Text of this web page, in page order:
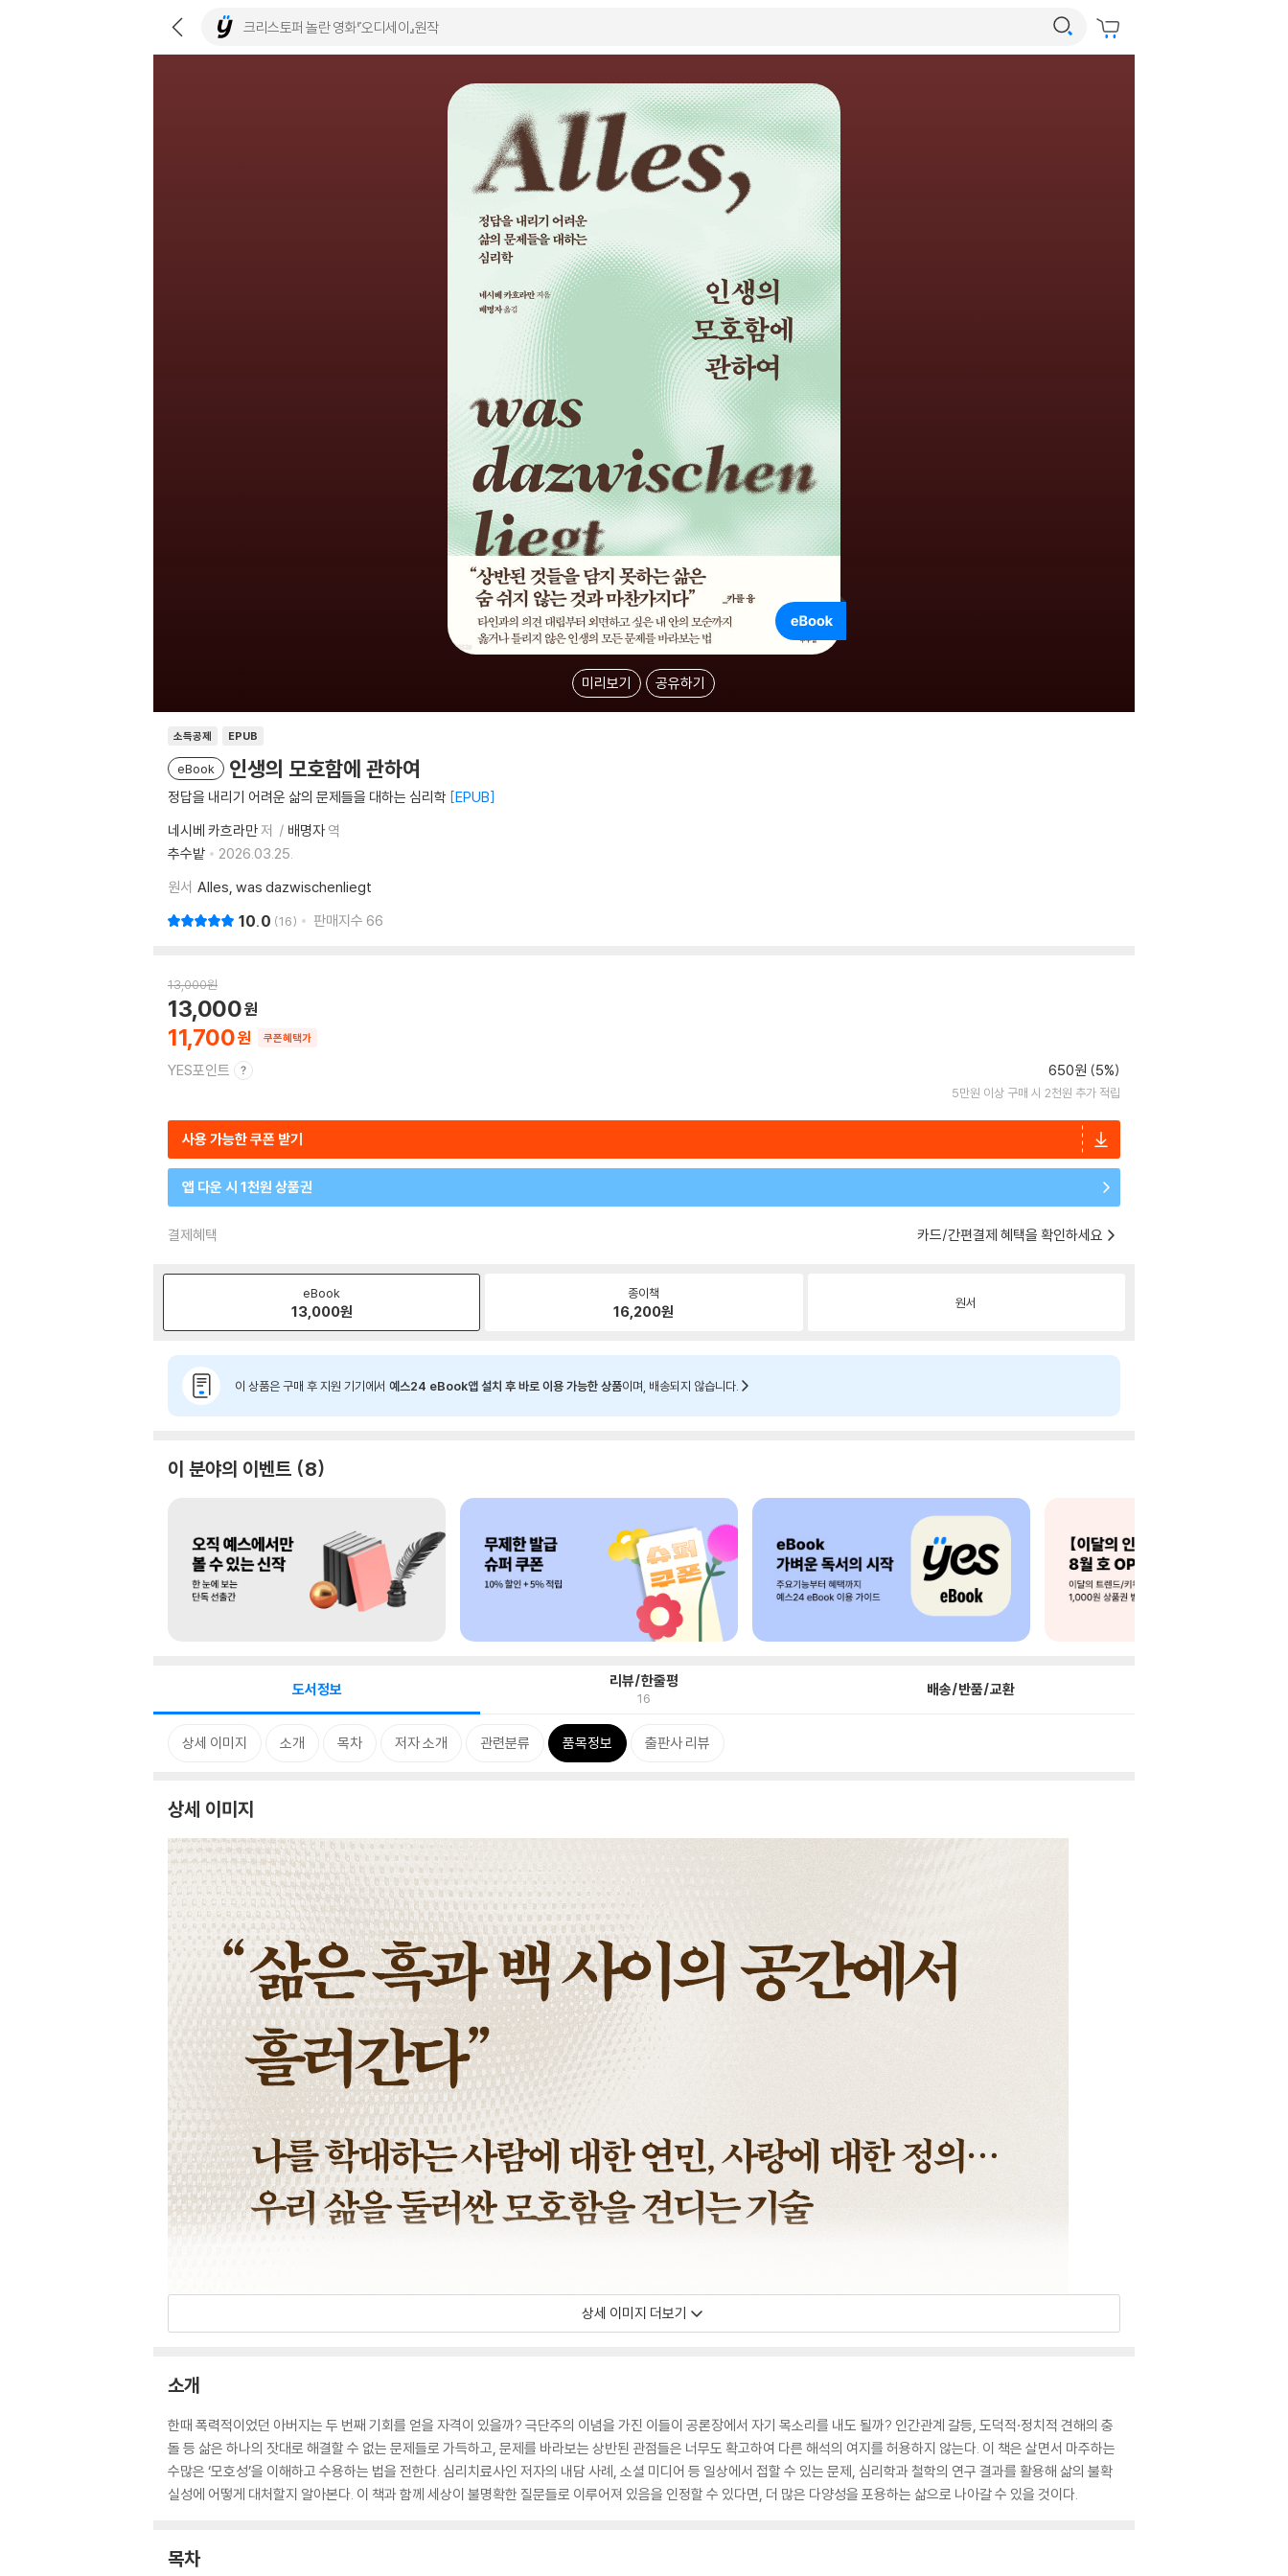
미리보기 공유하기
소득공제 EPUB
eBook 인생의 모호함에 관하여
정답을 내리기 어려운 삶의 문제들을 대하는 심리학 EPUB
네시베 카흐라만저 배명자역
추수밭
2026.03.25.
원서 Alles, was dazwischenliegt
10.0 16 판매지수 66
13,000원
11,700
13,000
쿠폰혜택가
YES포인트 650원 (5%)
5만원 이상 구매 시 2천원 추가 적립
사용 가능한 쿠폰 받기
앱 다운 시 1천원 상품권
결제혜택 카드/간편결제 혜택을 확인하세요
eBook
13,000원
종이책
16,200원 원서
이 상품은 구매 후 지원 기기에서 예스24 eBook앱 설치 후 바로 이용 가능한 상품이며, 배송되지 않습니다.
이 분야의 이벤트 8
도서정보 리뷰/한줄평
16 배송/반품/교환
상세 이미지 소개 목차 저자 소개 관련분류 품목정보 출판사 리뷰
상세 이미지
상세 이미지 더보기
소개
한때 폭력적이었던 아버지는 두 번째 기회를 얻을 자격이 있을까? 극단주의 이념을 가진 이들이 공론장에서 자기 목소리를 내도 될까? 인간관계 갈등, 도덕적·정치적 견해의 충
돌 등 삶은 하나의 잣대로 해결할 수 없는 문제들로 가득하고, 문제를 바라보는 상반된 관점들은 너무도 확고하여 다른 해석의 여지를 허용하지 않는다. 이 책은 살면서 마주하는
수많은 ‘모호성’을 이해하고 수용하는 법을 전한다. 심리치료사인 저자의 내담 사례, 소셜 미디어 등 일상에서 접할 수 있는 문제, 심리학과 철학의 연구 결과를 활용해 삶의 불확
실성에 어떻게 대처할지 알아본다. 이 책과 함께 세상이 불명확한 질문들로 이루어져 있음을 인정할 수 있다면, 더 많은 다양성을 포용하는 삶으로 나아갈 수 있을 것이다.
목차